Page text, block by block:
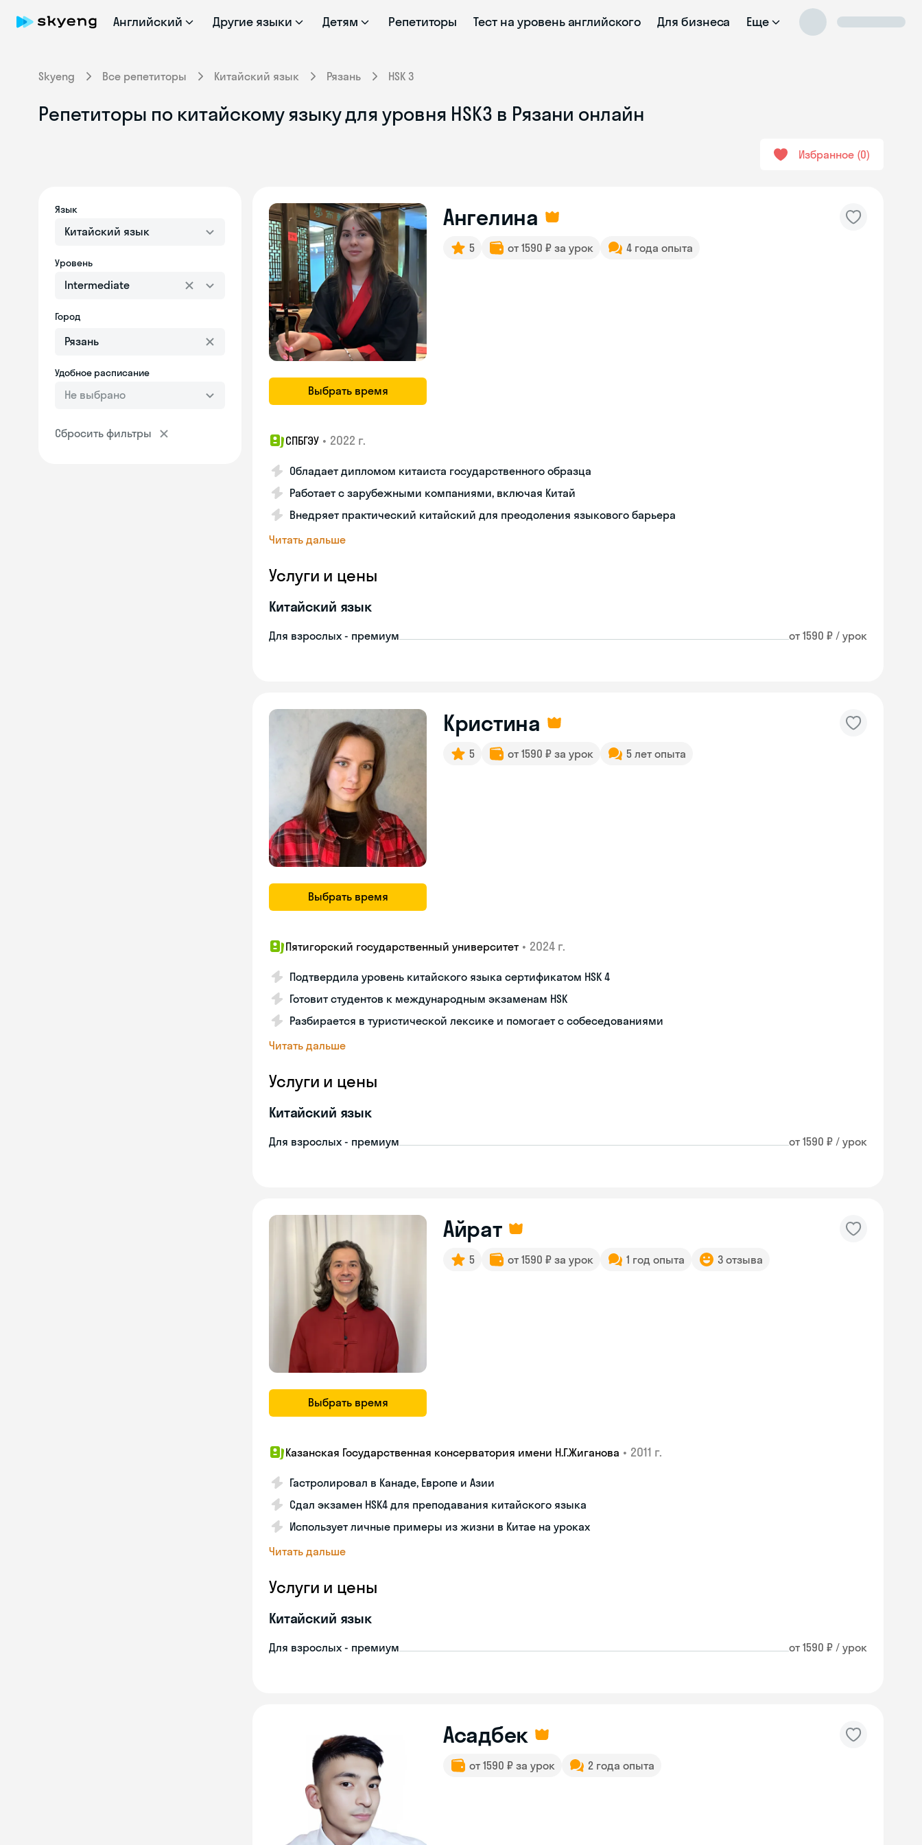
Английский Другие языки Детям Репетиторы Тест на уровень английского Для бизнеса Еще
Skyeng Все репетиторы Китайский язык Рязань HSK 3
Репетиторы по китайскому языку для уровня HSK3 в Рязани онлайн
Избранное 0
Язык
Китайский язык
Уровень
Intermediate
Город
Удобное расписание
Не выбрано
Сбросить фильтры
Выбрать время
Ангелина
5 от 1590 ₽ за урок 4 года опыта
СПБГЭУ • 2022 г.
Обладает дипломом китаиста государственного образца
Работает с зарубежными компаниями, включая Китай
Внедряет практический китайский для преодоления языкового барьера
Читать дальше
Услуги и цены
Китайский язык
Для взрослых - премиум от 1590 ₽ / урок
Выбрать время
Кристина
5 от 1590 ₽ за урок 5 лет опыта
Пятигорский государственный университет • 2024 г.
Подтвердила уровень китайского языка сертификатом HSK 4
Готовит студентов к международным экзаменам HSK
Разбирается в туристической лексике и помогает с собеседованиями
Читать дальше
Услуги и цены
Китайский язык
Для взрослых - премиум от 1590 ₽ / урок
Выбрать время
Айрат
5 от 1590 ₽ за урок 1 год опыта 3 отзыва
Казанская Государственная консерватория имени Н.Г.Жиганова • 2011 г.
Гастролировал в Канаде, Европе и Азии
Сдал экзамен HSK4 для преподавания китайского языка
Использует личные примеры из жизни в Китае на уроках
Читать дальше
Услуги и цены
Китайский язык
Для взрослых - премиум от 1590 ₽ / урок
Асадбек
от 1590 ₽ за урок 2 года опыта